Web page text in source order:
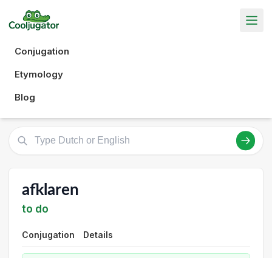
Conjugation
Etymology
Blog
afklaren
to do
Conjugation Details